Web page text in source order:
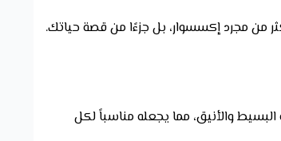
من مجرد إكسسوار، بل جزءًا من قصة حياتك.
والأنيق، مما يجعله مناسباً لكل